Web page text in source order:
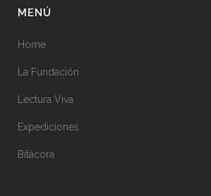
MENÚ
Home
La Fundación
Lectura Viva
Expediciones
Bitácora